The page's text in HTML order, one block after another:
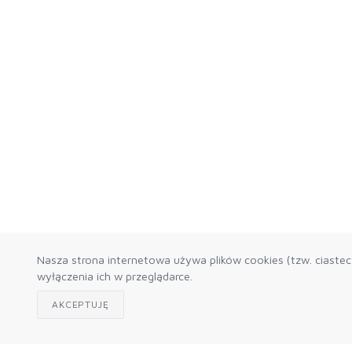
Nasza strona internetowa używa plików cookies (tzw.
wyłączenia ich w przeglądarce.
AKCEPTUJĘ